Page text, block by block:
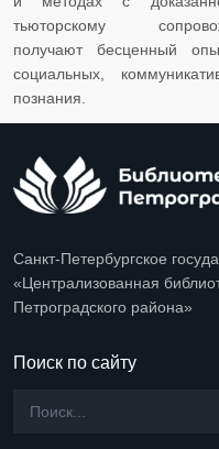
тьюторскому
получают бесценный
социальных,
познания.​​​​​
Санкт-Петербургское
«Централизованная
Петроградского района»
Поиск по сайту